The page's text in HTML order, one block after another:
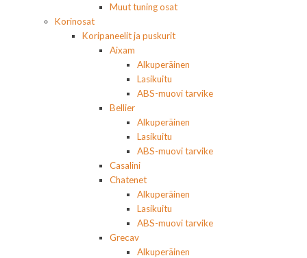
Muut tuning osat
Korinosat
Koripaneelit ja puskurit
Aixam
Alkuperäinen
Lasikuitu
ABS-muovi tarvike
Bellier
Alkuperäinen
Lasikuitu
ABS-muovi tarvike
Casalini
Chatenet
Alkuperäinen
Lasikuitu
ABS-muovi tarvike
Grecav
Alkuperäinen